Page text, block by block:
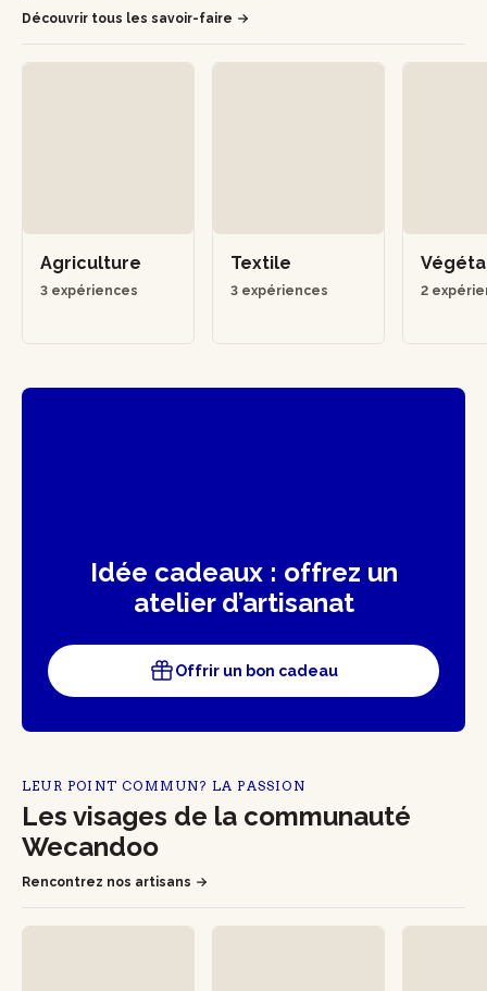
Découvrir tous les savoir-faire
Agriculture
3 expériences
Textile
3 expériences 2
Idée cadeaux : offrez un
atelier d’artisanat
Offrir un bon cadeau
LEUR POINT COMMUN? LA PASSION
Les visages de la communauté
Wecandoo
Rencontrez nos artisans